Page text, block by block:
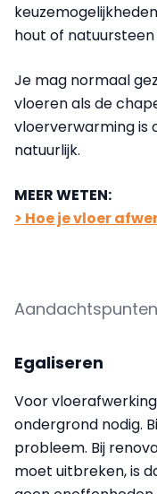
hout of
Je mag normaal
vloeren als de
vloerverwarming is
natuurlijk.
MEER WETEN:
> Hoe je vloer
Egaliseren
Voor
ondergrond nodig.
probleem. Bij
moet uitbreken, is